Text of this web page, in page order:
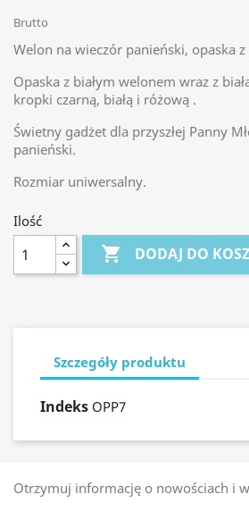
Brutto
Welon na wieczór panieński, opaska
Opaska z białym welonem wraz z
kropki czarną, białą i różową .
Świetny gadżet dla przyszłej Panny
panieński.
Rozmiar uniwersalny.
Ilość
 DODAJ DO
Szczegóły produktu
Indeks OPP7
Otrzymuj informację o nowościach i